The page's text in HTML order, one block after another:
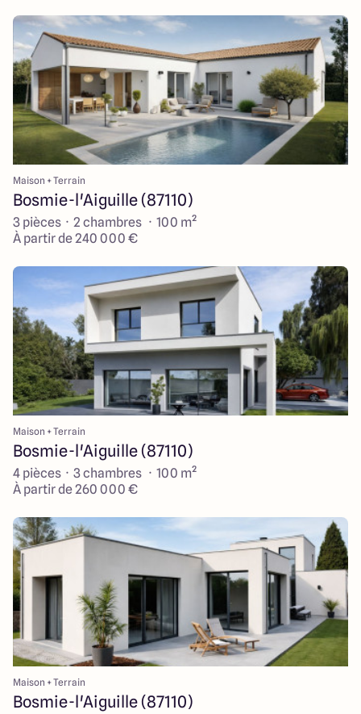
Maison + Terrain
Bosmie-l'Aiguille (87110)
3 pièces · 2 chambres · 100 m²
À partir de 240 000 €
Maison + Terrain
Bosmie-l'Aiguille (87110)
4 pièces · 3 chambres · 100 m²
À partir de 260 000 €
Maison + Terrain
Bosmie-l'Aiguille (87110)